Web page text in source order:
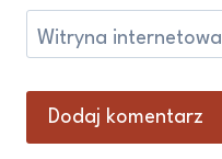
Witryna internetowa